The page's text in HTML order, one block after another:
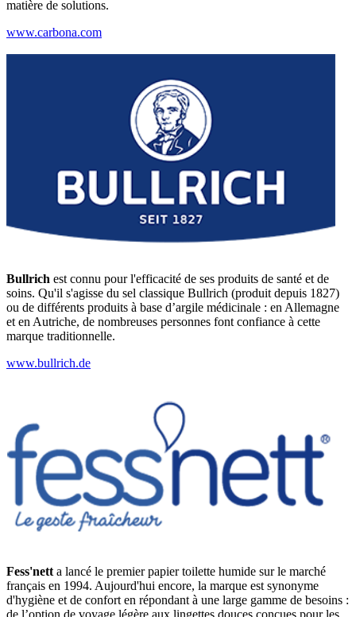
matière de solutions.
www.carbona.com
Bullrich est connu pour l'efficacité de ses produits de santé et de
soins. Qu'il s'agisse du sel classique Bullrich (produit depuis 1827)
ou de différents produits à base d’argile médicinale : en Allemagne
et en Autriche, de nombreuses personnes font confiance à cette
marque traditionnelle.
www.bullrich.de
Fess'nett a lancé le premier papier toilette humide sur le marché
français en 1994. Aujourd'hui encore, la marque est synonyme
d'hygiène et de confort en répondant à une large gamme de besoins :